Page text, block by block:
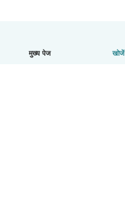
मुख्य पेज खोजें